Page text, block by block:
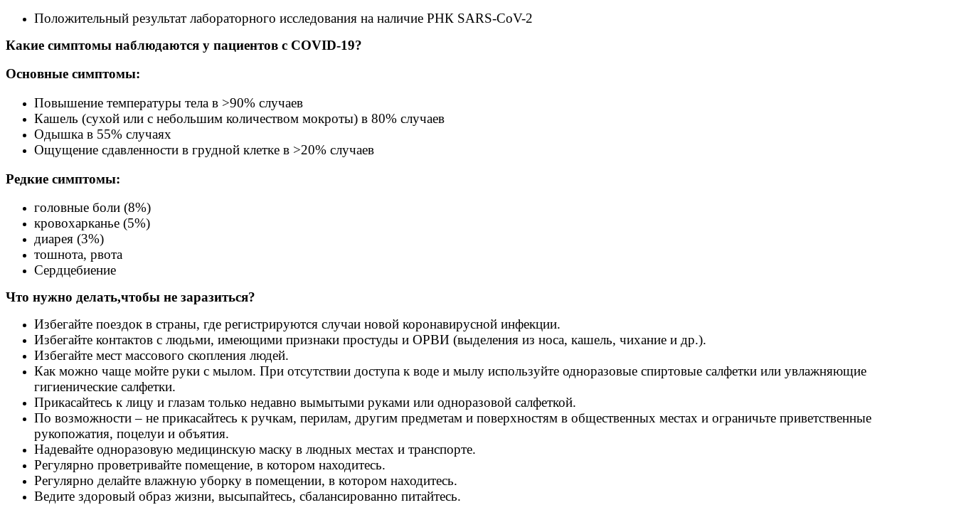
Положительный результат лабораторного исследования на наличие РНК SARS-CoV-2
Какие симптомы наблюдаются у пациентов с COVID-19?
Основные симптомы:
Повышение температуры тела в >90% случаев
Кашель (сухой или с небольшим количеством мокроты) в 80% случаев
Одышка в 55% случаях
Ощущение сдавленности в грудной клетке в >20% случаев
Редкие симптомы:
головные боли (8%)
кровохарканье (5%)
диарея (3%)
тошнота, рвота
Сердцебиение
Что нужно делать,чтобы не заразиться?
Избегайте поездок в страны, где регистрируются случаи новой коронавирусной инфекции.
Избегайте контактов с людьми, имеющими признаки простуды и ОРВИ (выделения из носа, кашель, чихание и др.).
Избегайте мест массового скопления людей.
Как можно чаще мойте руки с мылом. При отсутствии доступа к воде и мылу используйте одноразовые спиртовые салфетки или увлажняющие
гигиенические салфетки.
Прикасайтесь к лицу и глазам только недавно вымытыми руками или одноразовой салфеткой.
По возможности – не прикасайтесь к ручкам, перилам, другим предметам и поверхностям в общественных местах и ограничьте приветственные
рукопожатия, поцелуи и объятия.
Надевайте одноразовую медицинскую маску в людных местах и транспорте.
Регулярно проветривайте помещение, в котором находитесь.
Регулярно делайте влажную уборку в помещении, в котором находитесь.
Ведите здоровый образ жизни, высыпайтесь, сбалансированно питайтесь.